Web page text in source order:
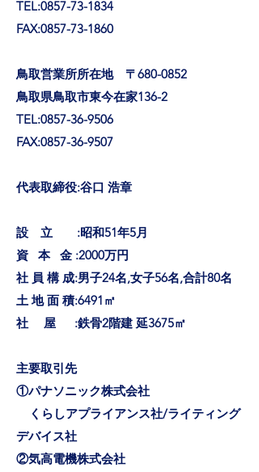
TEL:0857-73-1834
FAX:0857-73-1860
鳥取営業所所在地 〒680-0852
鳥取県鳥取市東今在家136-2
TEL:0857-36-9506
FAX:0857-36-9507
代表取締役:谷口 浩章
設 立 :昭和51年5月
資 本 金 :2000万円
社 員 構 成:男子24名,女子56名,合計80名
土 地 面 積:6491㎡
社 屋 :鉄骨2階建 延3675㎡
主要取引先
①パナソニック株式会社
くらしアプライアンス社/ライティング
デバイス社
②気高電機株式会社